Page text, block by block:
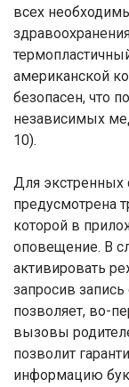
всех
американской
безопасен, что
независимых
10).
Для экстренных
предусмотрена
которой в
оповещение. В
активировать
запросив
позволяет, во-
вызовы
позволит
информацию